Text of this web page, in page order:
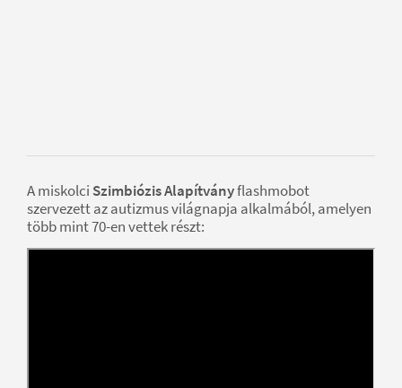
A miskolci Szimbiózis Alapítványflashmobot
szervezett az autizmus világnapja alkalmából, amelyen
több mint 70-en vettek részt: